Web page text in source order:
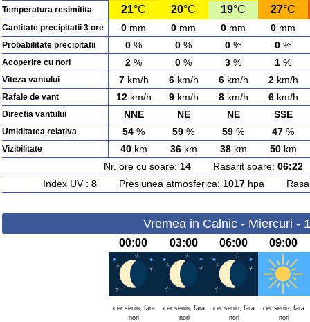
Temperatura resimitita 21°C 20°C 19°C 27°C
Cantitate precipitatii 3 ore 0 mm 0 mm 0 mm 0 mm
Probabilitate precipitatii 0 % 0 % 0 % 0 %
Acoperire cu nori 2 % 0 % 3 % 1 %
Viteza vantului 7km/h 6km/h 6km/h 2km/h
Rafale de vant 12km/h 9km/h 8km/h 6km/h
Directia vantului NNE NE NE SSE
Umiditatea relativa 54 % 59 % 59 % 47 %
Vizibilitate 40km 36km 38km 50km
Nr. ore cu soare: 14Rasarit soare: 06:22
Index UV : 8Presiunea atmosferica: 1017hpa
Vremea in Calnic - Miercuri -
00:00 03:00 06:00 09:00
cer senin, fara
nori
cer senin, fara
nori
cer senin, fara
nori
cer senin, fara
nori